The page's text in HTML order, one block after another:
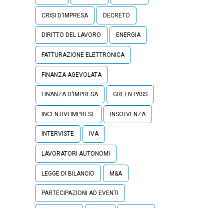
CRISI D'IMPRESA DECRETO
DIRITTO DEL LAVORO ENERGIA
FATTURAZIONE ELETTRONICA
FINANZA AGEVOLATA
FINANZA D'IMPRESA GREEN PASS
INCENTIVI IMPRESE INSOLVENZA
INTERVISTE IVA
LAVORATORI AUTONOMI
LEGGE DI BILANCIO M&A
PARTECIPAZIONI AD EVENTI